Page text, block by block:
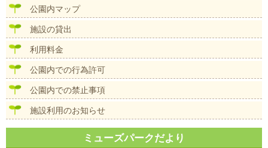
ョ
公園内マップ
施設の貸出
利用料金
公園内での行為許可
公園内での禁止事項
施設利用のお知らせ
ミューズパークだより